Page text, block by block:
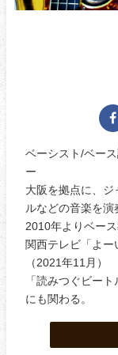
ベーシスト/ベー
ー
大阪を拠点に、ジ
ルなどの音楽を演
2010年よりベー
関西テレビ「よー
（2021年11月）
「読みつぐビー
にも関わる。